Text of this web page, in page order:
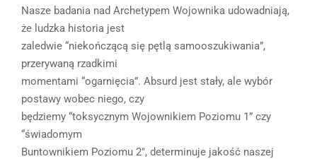
Nasze badania nad Archetypem Wojownika udowadniają,
że ludzka historia jest
zaledwie “niekończącą się pętlą samooszukiwania”,
przerywaną rzadkimi
momentami “ogarnięcia”. Absurd jest stały, ale wybór
postawy wobec niego, czy
będziemy “toksycznym Wojownikiem Poziomu 1” czy
“świadomym
Buntownikiem Poziomu 2″, determinuje jakość naszej